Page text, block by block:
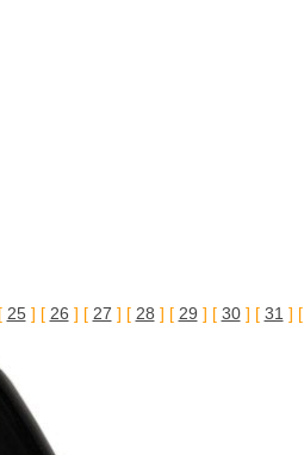
25] [ 26 ] [ 27 ] [ 28 ] [ 29 ] [ 30] [ 31 ] [